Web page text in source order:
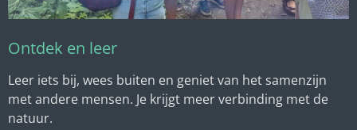
Ontdek en leer
Leer iets bij, wees buiten en geniet van het samenzijn
met andere mensen. Je krijgt meer verbinding met de
natuur.